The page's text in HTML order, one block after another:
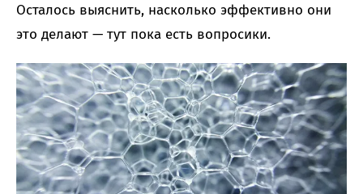
Осталось выяснить, насколько эффективно они
это делают — тут пока есть вопросики.